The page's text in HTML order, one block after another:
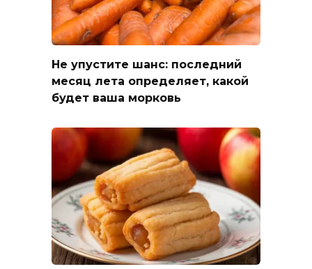
Не упустите шанс: последний
месяц лета определяет, какой
будет ваша морковь